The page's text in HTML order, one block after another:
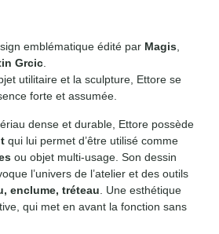
emblématique édité par Magis,
Grcic.
utilitaire et la sculpture, Ettore se
forte et assumée.
dense et durable, Ettore possède
qui lui permet d’être utilisé comme
ou objet multi-usage. Son dessin
l’univers de l’atelier et des outils
enclume, tréteau . Une esthétique
qui met en avant la fonction sans